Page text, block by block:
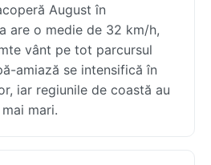
August în
are o medie de 32 km/h,
vânt pe tot parcursul
amiază se intensifică în
iar regiunile de coastă au
mari.